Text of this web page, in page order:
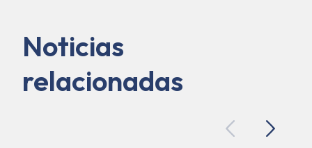
Noticias
relacionadas
PreviousNext